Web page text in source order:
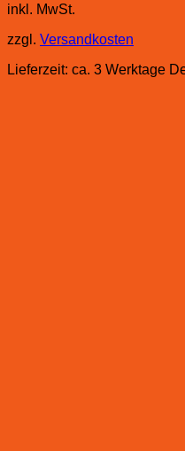
inkl. MwSt.
zzgl. Versandkosten
Lieferzeit: ca. 3 Werktage